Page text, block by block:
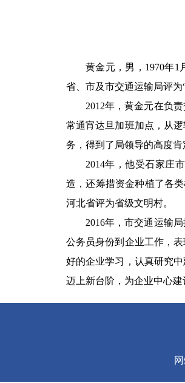
黄金元，男，1970年1
省、市及市交通运输局评为
2012年，黄金元在负
常通宵达旦加班加点，从
务，得到了局领导的高度肯
2014年，他受石家庄
造，还筹措资金种植了各
河北省评为省级文明村。
2016年，市交通运输
公务员身份到企业工作，
好的企业学习，认真研究
迈上新台阶，为企业中心建